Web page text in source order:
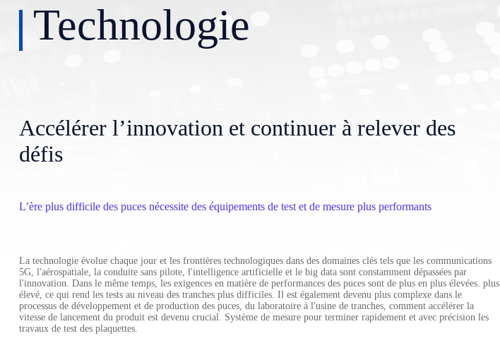
Technologie
Accélérer l’innovation et continuer à relever des
défis
L’ère plus difficile des puces nécessite des équipements de test et de mesure plus performants
La technologie évolue chaque jour et les frontières technologiques dans des domaines clés tels que les communications
5G, l'aérospatiale, la conduite sans pilote, l'intelligence artificielle et le big data sont constamment dépassées par
l'innovation. Dans le même temps, les exigences en matière de performances des puces sont de plus en plus élevées. plus
élevé, ce qui rend les tests au niveau des tranches plus difficiles. Il est également devenu plus complexe dans le
processus de développement et de production des puces, du laboratoire à l'usine de tranches, comment accélérer la
vitesse de lancement du produit est devenu crucial. Système de mesure pour terminer rapidement et avec précision les
travaux de test des plaquettes.